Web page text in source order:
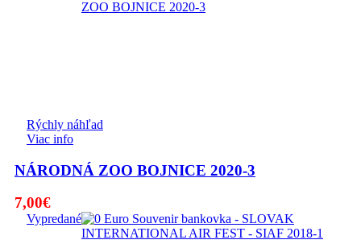
Rýchly náhľad
Viac info
NÁRODNÁ ZOO BOJNICE 2020-3
7,00€
Vypredané